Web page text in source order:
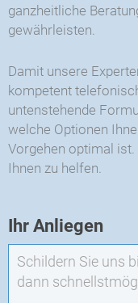
ganzheitliche
gewährleisten.
Damit unsere
kompetent
untenstehende
welche Optionen
Vorgehen optimal
Ihnen zu helfen.
-
Neuanfrage
Ihr Anliegen